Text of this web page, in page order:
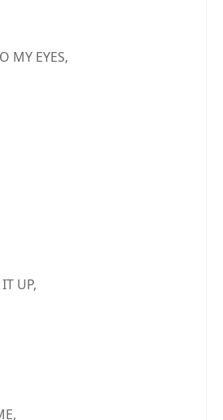
MY EYES,
UP,